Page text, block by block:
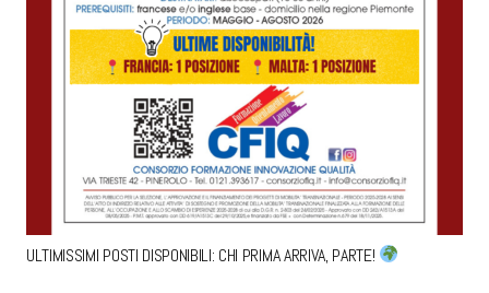
ULTIMISSIMI POSTI DISPONIBILI: CHI PRIMA ARRIVA, PARTE!